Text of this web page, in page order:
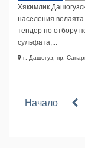
Хякимлик
населения
тендер по отбору
сульфата,...
г. Дашогуз, пр.
Начало